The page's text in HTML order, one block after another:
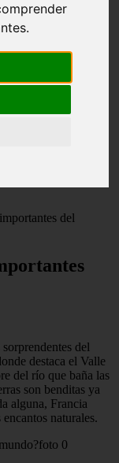
del
del
destaca el Valle
del río que baña las
son benditas ya
alguna, Francia
naturales.